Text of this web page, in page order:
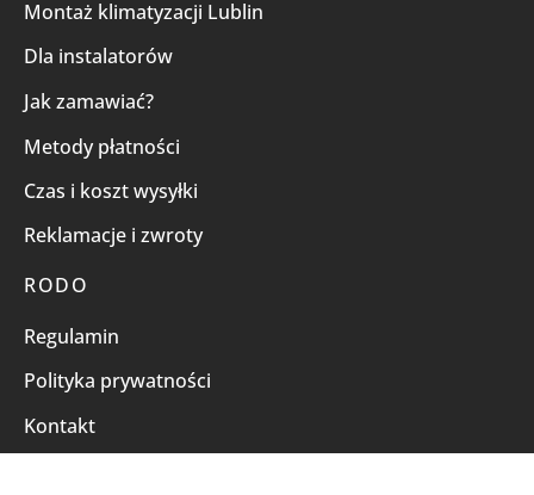
Montaż klimatyzacji Lublin
Dla instalatorów
Jak zamawiać?
Metody płatności
Czas i koszt wysyłki
Reklamacje i zwroty
RODO
Regulamin
Polityka prywatności
Kontakt